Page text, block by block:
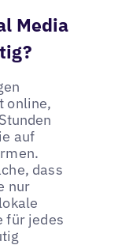
Media
online,
auf
dass
nur
für jedes